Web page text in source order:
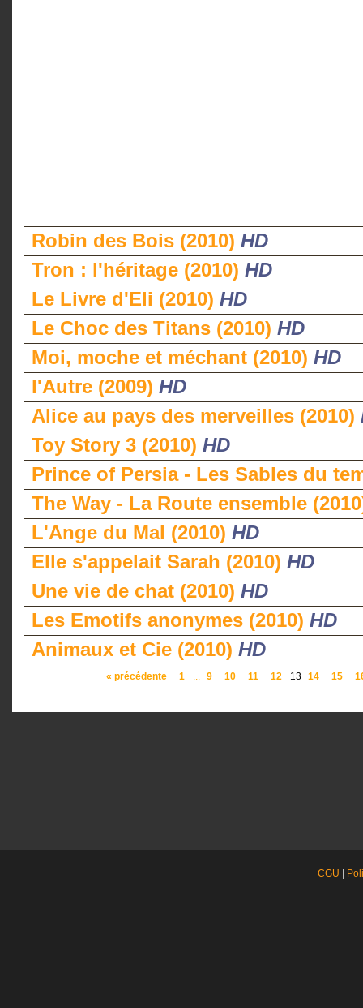
Robin des Bois (2010) HD
Tron : l'héritage (2010) HD
Le Livre d'Eli (2010) HD
Le Choc des Titans (2010) HD
Moi, moche et méchant (2010) HD
l'Autre (2009) HD
Alice au pays des merveilles (2010)
Toy Story 3 (2010) HD
Prince of Persia - Les Sables du
The Way - La Route ensemble
L'Ange du Mal (2010) HD
Elle s'appelait Sarah (2010) HD
Une vie de chat (2010) HD
Les Emotifs anonymes (2010) HD
Animaux et Cie (2010) HD
« précédente 1 ... 9 10 11 12 13 14 15
CGU